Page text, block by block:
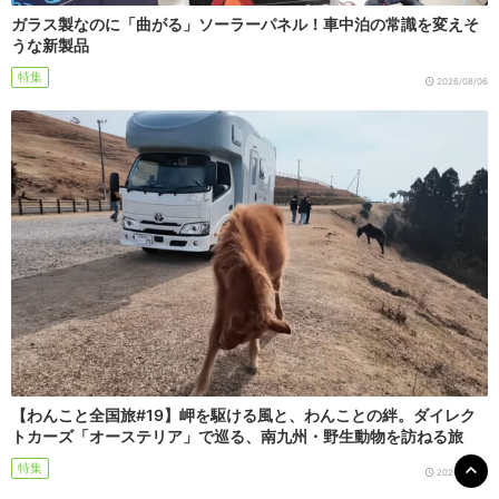
ガラス製なのに「曲がる」ソーラーパネル！車中泊の常識を変えそ
うな新製品
特集 2026/08/06
【わんこと全国旅#19】岬を駆ける風と、わんことの絆。ダイレク
トカーズ「オーステリア」で巡る、南九州・野生動物を訪ねる旅
特集 2026/08/05